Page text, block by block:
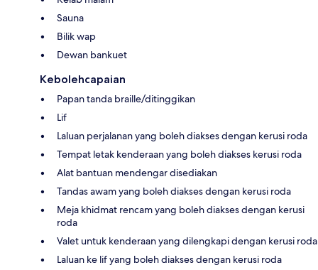
Sauna
Bilik wap
Dewan bankuet
Kebolehcapaian
Papan tanda braille/ditinggikan
Lif
Laluan perjalanan yang boleh diakses dengan kerusi roda
Tempat letak kenderaan yang boleh diakses kerusi roda
Alat bantuan mendengar disediakan
Tandas awam yang boleh diakses dengan kerusi roda
Meja khidmat rencam yang boleh diakses dengan kerusi
roda
Valet untuk kenderaan yang dilengkapi dengan kerusi roda
Laluan ke lif yang boleh diakses dengan kerusi roda